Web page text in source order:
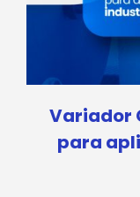
Variador
para